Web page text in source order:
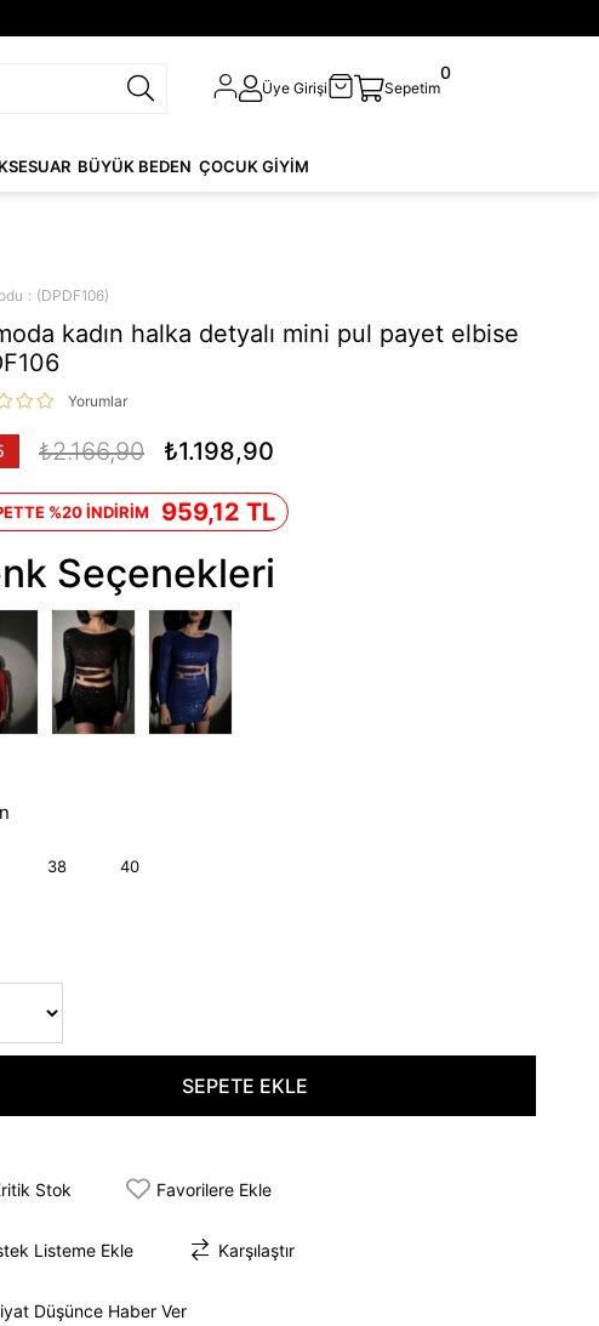
Üye Girişi Sepetim
0
BÜYÜK BEDEN ÇOCUK GİYİM
(DPDF106)
kadın halka detyalı mini pul payet elbise
Yorumlar
₺2.166,90 ₺1.198,90
%20 İNDİRİM 959,12 TL
Seçenekleri
38 40
Stok Favorilere Ekle
Listeme Ekle Karşılaştır
Düşünce Haber Ver